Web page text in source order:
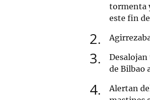
tormenta
este fin
2
3
de Bilbao
4
Alertan